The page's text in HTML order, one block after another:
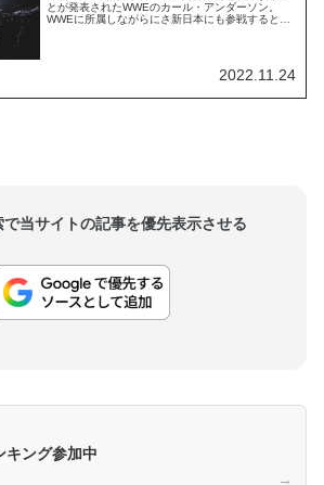
とが発表されたWWEのカール・アンダーソン。
WWEに所属しながらにさ新日本にも参戦するとい
新日本、WWEの関係に問題はないようです。
Fightfulによれば、仙台でヒクレオを相手...2022.11.24
当サイトの記事を優先表示させる
キング参加中
→